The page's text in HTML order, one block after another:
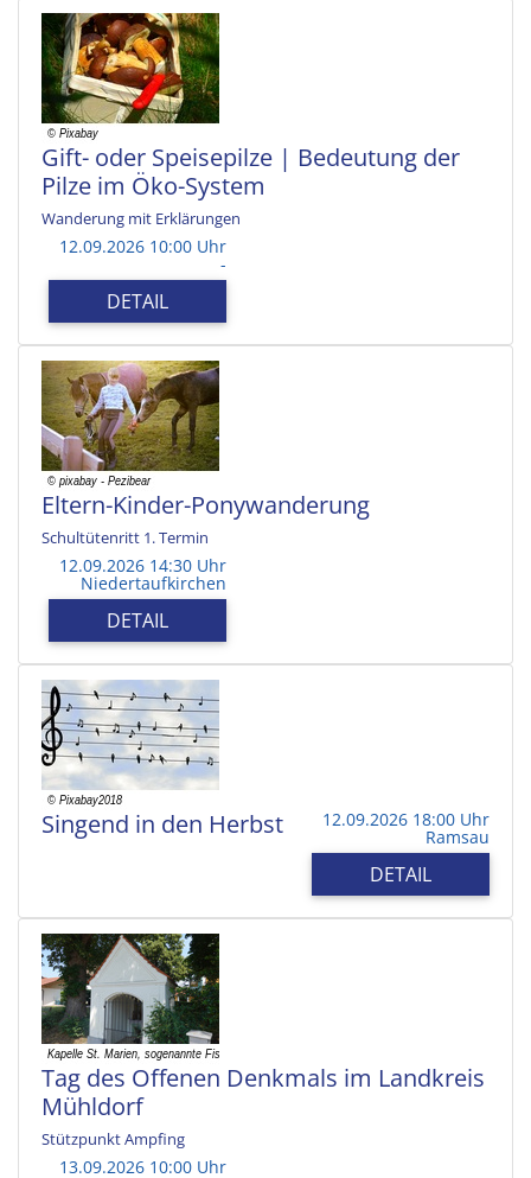
Gift- oder Speisepilze | Bedeutung der
Pilze im Öko-System
Wanderung mit Erklärungen
12.09.2026 10:00 Uhr
-
DETAIL
Eltern-Kinder-Ponywanderung
Schultütenritt 1. Termin
12.09.2026 14:30 Uhr
Niedertaufkirchen
DETAIL
Singend in den Herbst 12.09.2026 18:00 Uhr
Ramsau
DETAIL
Tag des Offenen Denkmals im Landkreis
Mühldorf
Stützpunkt Ampfing
13.09.2026 10:00 Uhr